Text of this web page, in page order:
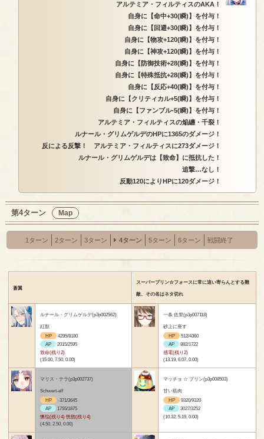
アルテミア・フィルティスのAKA！
自身に【命中+30(瞬)】を付与！
自身に【回避+30(瞬)】を付与！
自身に【物攻+120(瞬)】を付与！
自身に【神攻+120(瞬)】を付与！
自身に【防御技術+28(瞬)】を付与！
自身に【特殊抵抗+28(瞬)】を付与！
自身に【反応+40(瞬)】を付与！
自身に【クリティカル+5(瞬)】を付与！
自身に【ファンブル-5(瞬)】を付与！
アルテミア・フィルティスの焔纏・千裂！
ルナール・グリムゲルデのHPに1365のダメージ！
反による反撃！ アルテミア・フィルティスに273ダメージ！
ルナール・グリムゲルデは【致命】に抵抗した！
追撃…なし！
反動120によりHPに120ダメージ！
第4ターン Map
1ターン 2ターン 3ターン 4ターン 5ターン 6ターン 戦闘終了
蒼翼
スーパープリン☆フォースに常に這い寄らんとする難
敵、その名はネタ切れ
ルナール・グリムゲルデ(p3p002562)
紅獣
HP
4295/8180
AP
2015/2595
致命(残り2)
(15.00, 7.50, 0.00)
一条 佐里(p3p007118)
砂上に座す
HP
512/4360
AP
882/1722
感電(残り2)
(13.19, 6.07, 0.00)
マリス・テラ(p3p002737)
Schwert-elf
HP
-371/3645
AP
1755/1875
懊悩(残り4) 恍惚(残り4)
(4.50, 2.50, 0.00)
マッチョ ☆ プリン(p3p008503)
甘い筋肉
HP
9320/9320
AP
3027/3252
(10.32, 5.19, 0.00)